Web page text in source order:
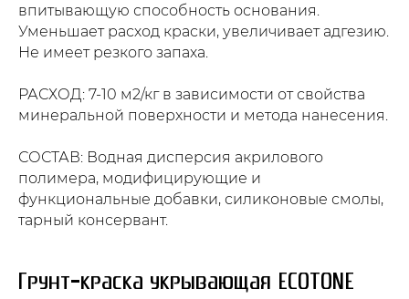
впитывающую способность основания.
Уменьшает расход краски, увеличивает адгезию.
Не имеет резкого запаха.
РАСХОД: 7-10 м2/кг в зависимости от свойства
минеральной поверхности и метода нанесения.
СОСТАВ: Водная дисперсия акрилового
полимера, модифицирующие и
функциональные добавки, силиконовые смолы,
тарный консервант.
Грунт-краска укрывающая ECOTONE